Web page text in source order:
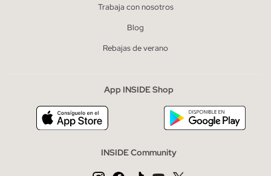
Trabaja con nosotros
Blog
Rebajas de verano
App INSIDE Shop
INSIDE Community